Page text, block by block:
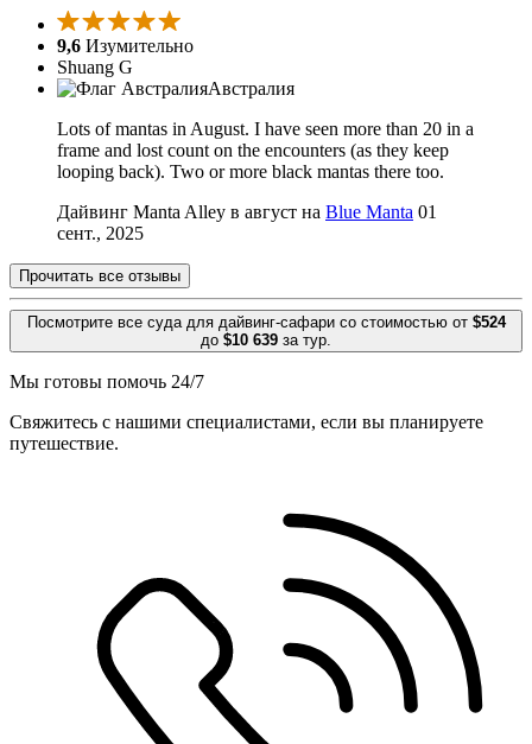
9,6 Изумительно
Shuang G
Австралия
Lots of mantas in August. I have seen more than 20 in a
frame and lost count on the encounters (as they keep
looping back). Two or more black mantas there too.
Дайвинг Manta Alley в август на Blue Manta 01
сент., 2025
Прочитать все отзывы
Посмотрите все суда для дайвинг-сафари со стоимостью от $524
до $10 639 за тур.
Мы готовы помочь 24/7
Свяжитесь с нашими специалистами, если вы планируете
путешествие.